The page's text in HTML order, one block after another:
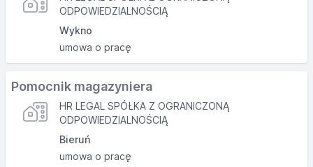
ODPOWIEDZIALNOŚCIĄ
Wykno
umowa o pracę
Pomocnik magazyniera
HR LEGAL SPÓŁKA Z OGRANICZONĄ
ODPOWIEDZIALNOŚCIĄ
Bieruń
umowa o pracę